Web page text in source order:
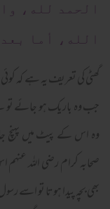
الحمد لله،
الله، أما
گھٹی کی تعریف یہ ہے کہ
جب وہ باریک ہو جائے تو
وہ اس کے پیٹ میں پہنچ
صحابہ کرام رضی اللہ
بھی بچہ پیدا ہوتا تو اسے